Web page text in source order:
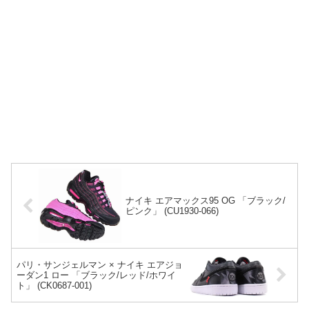
ナイキ エアマックス95 OG 「ブラック/
ピンク」 (CU1930-066)
パリ・サンジェルマン × ナイキ エアジョ
ーダン1 ロー 「ブラック/レッド/ホワイ
ト」 (CK0687-001)